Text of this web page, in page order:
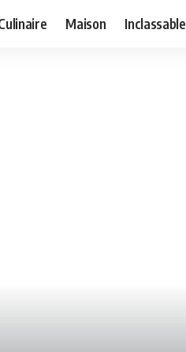
Maison Inclassable